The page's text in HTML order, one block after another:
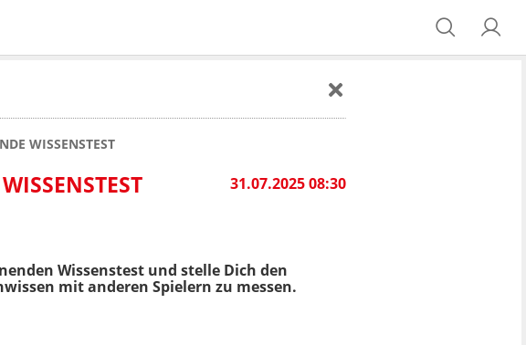
WISSENSTEST
31.07.2025 08:30
Wissenstest und stelle Dich den
mit anderen Spielern zu messen.